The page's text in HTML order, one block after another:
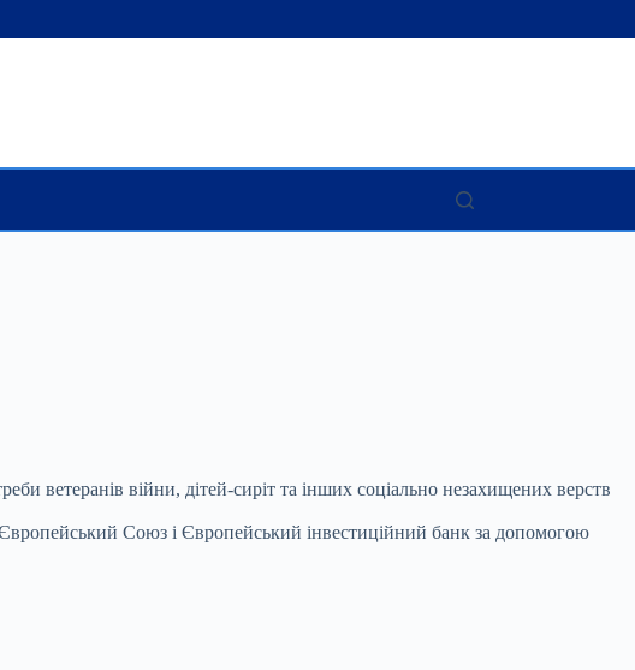
ветеранів війни, дітей-сиріт та інших соціально незахищених верств
Союз і Європейський інвестиційний банк за допомогою